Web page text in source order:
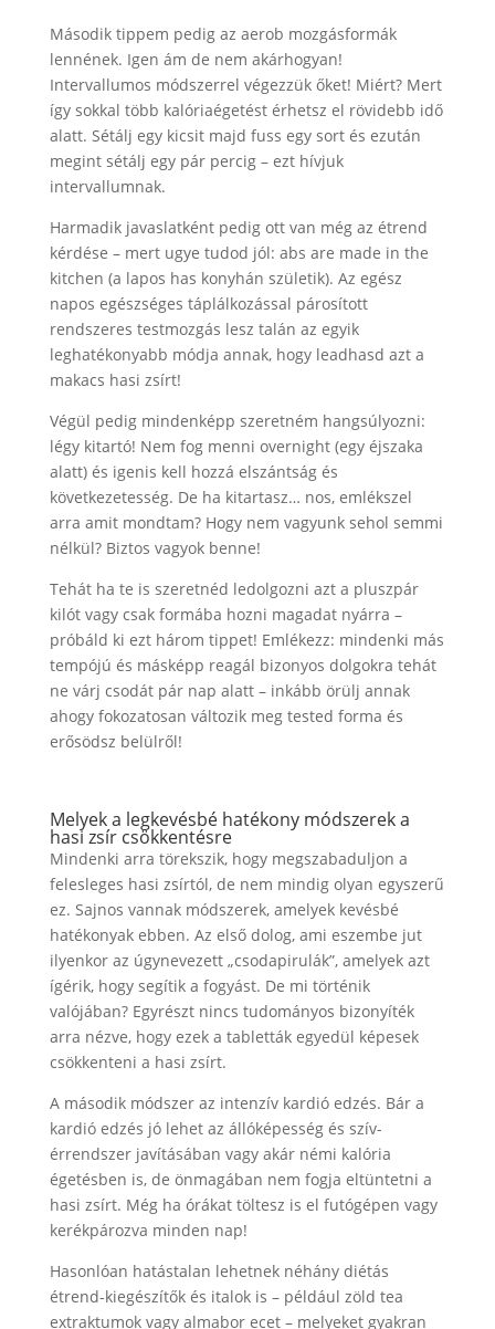
Második tippem pedig az aerob mozgásformák
lennének. Igen ám de nem akárhogyan!
Intervallumos módszerrel végezzük őket! Miért? Mert
így sokkal több kalóriaégetést érhetsz el rövidebb idő
alatt. Sétálj egy kicsit majd fuss egy sort és ezután
megint sétálj egy pár percig – ezt hívjuk
intervallumnak.
Harmadik javaslatként pedig ott van még az étrend
kérdése – mert ugye tudod jól: abs are made in the
kitchen (a lapos has konyhán születik). Az egész
napos egészséges táplálkozással párosított
rendszeres testmozgás lesz talán az egyik
leghatékonyabb módja annak, hogy leadhasd azt a
makacs hasi zsírt!
Végül pedig mindenképp szeretném hangsúlyozni:
légy kitartó! Nem fog menni overnight (egy éjszaka
alatt) és igenis kell hozzá elszántság és
következetesség. De ha kitartasz… nos, emlékszel
arra amit mondtam? Hogy nem vagyunk sehol semmi
nélkül? Biztos vagyok benne!
Tehát ha te is szeretnéd ledolgozni azt a pluszpár
kilót vagy csak formába hozni magadat nyárra –
próbáld ki ezt három tippet! Emlékezz: mindenki más
tempójú és másképp reagál bizonyos dolgokra tehát
ne várj csodát pár nap alatt – inkább örülj annak
ahogy fokozatosan változik meg tested forma és
erősödsz belülről!
Melyek a legkevésbé hatékony módszerek a
hasi zsír csökkentésre
Mindenki arra törekszik, hogy megszabaduljon a
felesleges hasi zsírtól, de nem mindig olyan egyszerű
ez. Sajnos vannak módszerek, amelyek kevésbé
hatékonyak ebben. Az első dolog, ami eszembe jut
ilyenkor az úgynevezett „csodapirulák”, amelyek azt
ígérik, hogy segítik a fogyást. De mi történik
valójában? Egyrészt nincs tudományos bizonyíték
arra nézve, hogy ezek a tabletták egyedül képesek
csökkenteni a hasi zsírt.
A második módszer az intenzív kardió edzés. Bár a
kardió edzés jó lehet az állóképesség és szív-
érrendszer javításában vagy akár némi kalória
égetésben is, de önmagában nem fogja eltüntetni a
hasi zsírt. Még ha órákat töltesz is el futógépen vagy
kerékpározva minden nap!
Hasonlóan hatástalan lehetnek néhány diétás
étrend-kiegészítők és italok is – például zöld tea
extraktumok vagy almabor ecet – melyeket gyakran